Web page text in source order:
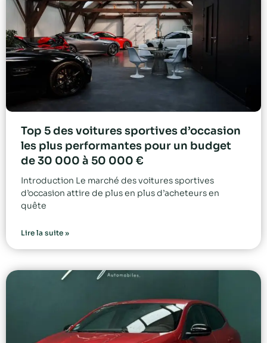
Top 5 des voitures sportives d’occasion
les plus performantes pour un budget
de 30 000 à 50 000 €
Introduction Le marché des voitures sportives
d’occasion attire de plus en plus d’acheteurs en
quête
Lire la suite »